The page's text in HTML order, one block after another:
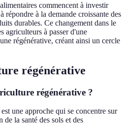
commencent à investir
répondre à la demande croissante des
durables. Ce changement dans le
agriculteurs à passer d'une
régénérative, créant ainsi un cercle
régénérative
régénérative ?
une approche qui se concentre sur
la santé des sols et des